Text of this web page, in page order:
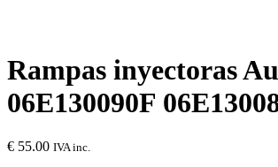
Rampas inyectoras
06E130090F
€ 55.00 IVA inc.